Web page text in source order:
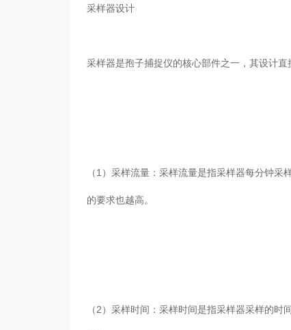
采样器设计
采样器是孢子捕捉仪的核心部件之一，其设计直
（1）采样流量：采样流量是指采样器每分钟采样
的要求也越高。
（2）采样时间：采样时间是指采样器采样的时间长